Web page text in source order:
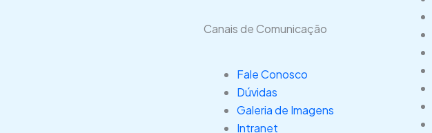
Canais de Comunicação
Fale Conosco
Dúvidas
Galeria de Imagens
Intranet